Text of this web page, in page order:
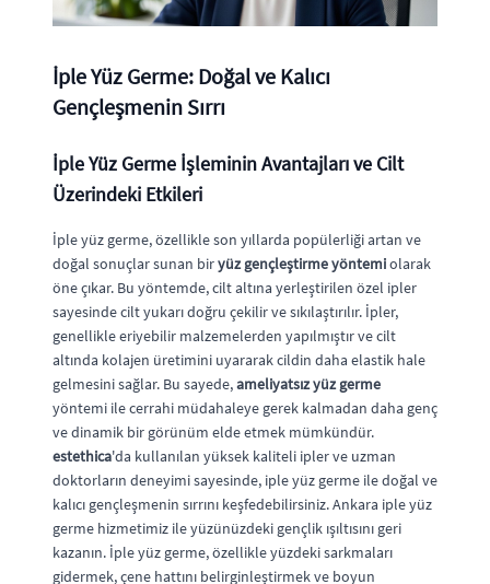
İple Yüz Germe: Doğal ve Kalıcı
Gençleşmenin Sırrı
İple Yüz Germe İşleminin Avantajları ve Cilt
Üzerindeki Etkileri
İple yüz germe, özellikle son yıllarda popülerliği artan ve
doğal sonuçlar sunan biryüz gençleştirme yöntemiolarak
öne çıkar. Bu yöntemde, cilt altına yerleştirilen özel ipler
sayesinde cilt yukarı doğru çekilir ve sıkılaştırılır. İpler,
genellikle eriyebilir malzemelerden yapılmıştır ve cilt
altında kolajen üretimini uyararak cildin daha elastik hale
gelmesini sağlar. Bu sayede,ameliyatsız yüz germe
yöntemi ile cerrahi müdahaleye gerek kalmadan daha genç
ve dinamik bir görünüm elde etmek mümkündür.
estethica'da kullanılan yüksek kaliteli ipler ve uzman
doktorların deneyimi sayesinde, iple yüz germe ile doğal ve
kalıcı gençleşmenin sırrını keşfedebilirsiniz. Ankara iple yüz
germe hizmetimiz ile yüzünüzdeki gençlik ışıltısını geri
kazanın. İple yüz germe, özellikle yüzdeki sarkmaları
gidermek, çene hattını belirginleştirmek ve boyun